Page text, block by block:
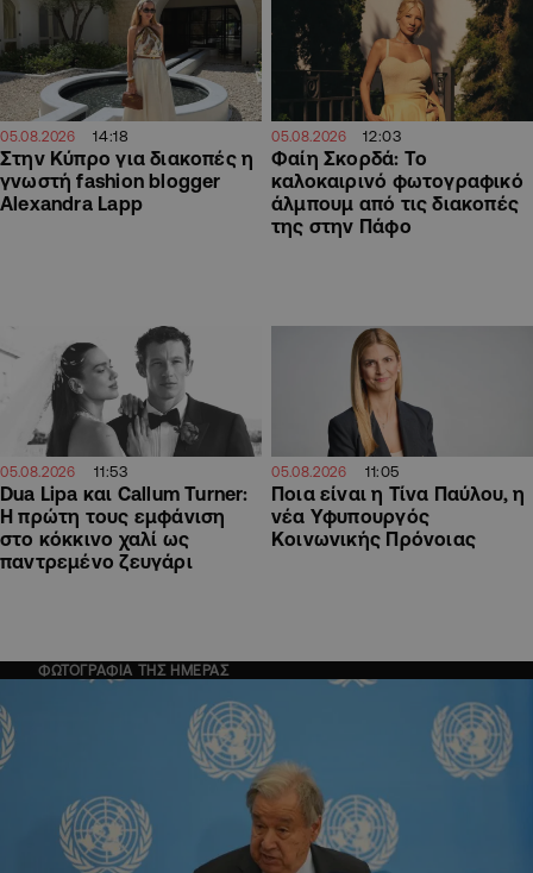
05.08.2026 14:18
Στην Κύπρο για διακοπές η
γνωστή fashion blogger
Alexandra Lapp
05.08.2026 12:03
Φαίη Σκορδά: Το
καλοκαιρινό φωτογραφικό
άλμπουμ από τις διακοπές
της στην Πάφο
05.08.2026 11:53
Dua Lipa και Callum Turner:
Η πρώτη τους εμφάνιση
στο κόκκινο χαλί ως
παντρεμένο ζευγάρι
05.08.2026 11:05
Ποια είναι η Τίνα Παύλου, η
νέα Υφυπουργός
Κοινωνικής Πρόνοιας
ΦΩΤΟΓΡΑΦΙΑ ΤΗΣ ΗΜΕΡΑΣ